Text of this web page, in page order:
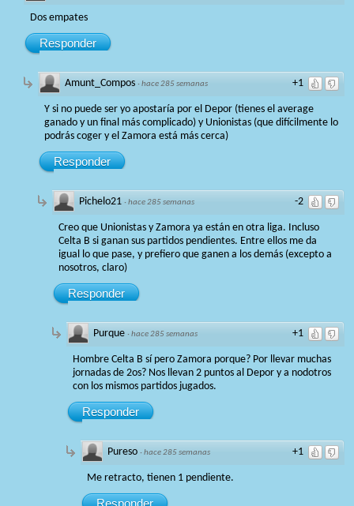
Dos empates
Responder
+1
Amunt_Compos ·hace 285 semanas
Y si no puede ser yo apostaría por el Depor (tienes el average
ganado y un final más complicado) y Unionistas (que difícilmente lo
podrás coger y el Zamora está más cerca)
Responder
-2
Pichelo21 ·hace 285 semanas
Creo que Unionistas y Zamora ya están en otra liga. Incluso
Celta B si ganan sus partidos pendientes. Entre ellos me da
igual lo que pase, y prefiero que ganen a los demás (excepto a
nosotros, claro)
Responder
+1
Purque ·hace 285 semanas
Hombre Celta B sí pero Zamora porque? Por llevar muchas
jornadas de 2os? Nos llevan 2 puntos al Depor y a nodotros
con los mismos partidos jugados.
Responder
+1
Pureso ·hace 285 semanas
Me retracto, tienen 1 pendiente.
Responder